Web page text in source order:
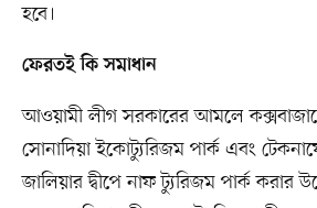
হবে।
ফেরতই কি সমাধান
আওয়ামী লীগ সরকারের আমলে
সোনাদিয়া ইকোট্যুরিজম পার্ক এবং
জালিয়ার দ্বীপে নাফ ট্যুরিজম পার্ক করার